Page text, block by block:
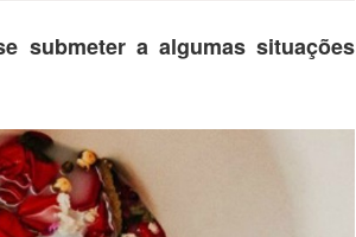
submeter a algumas situações